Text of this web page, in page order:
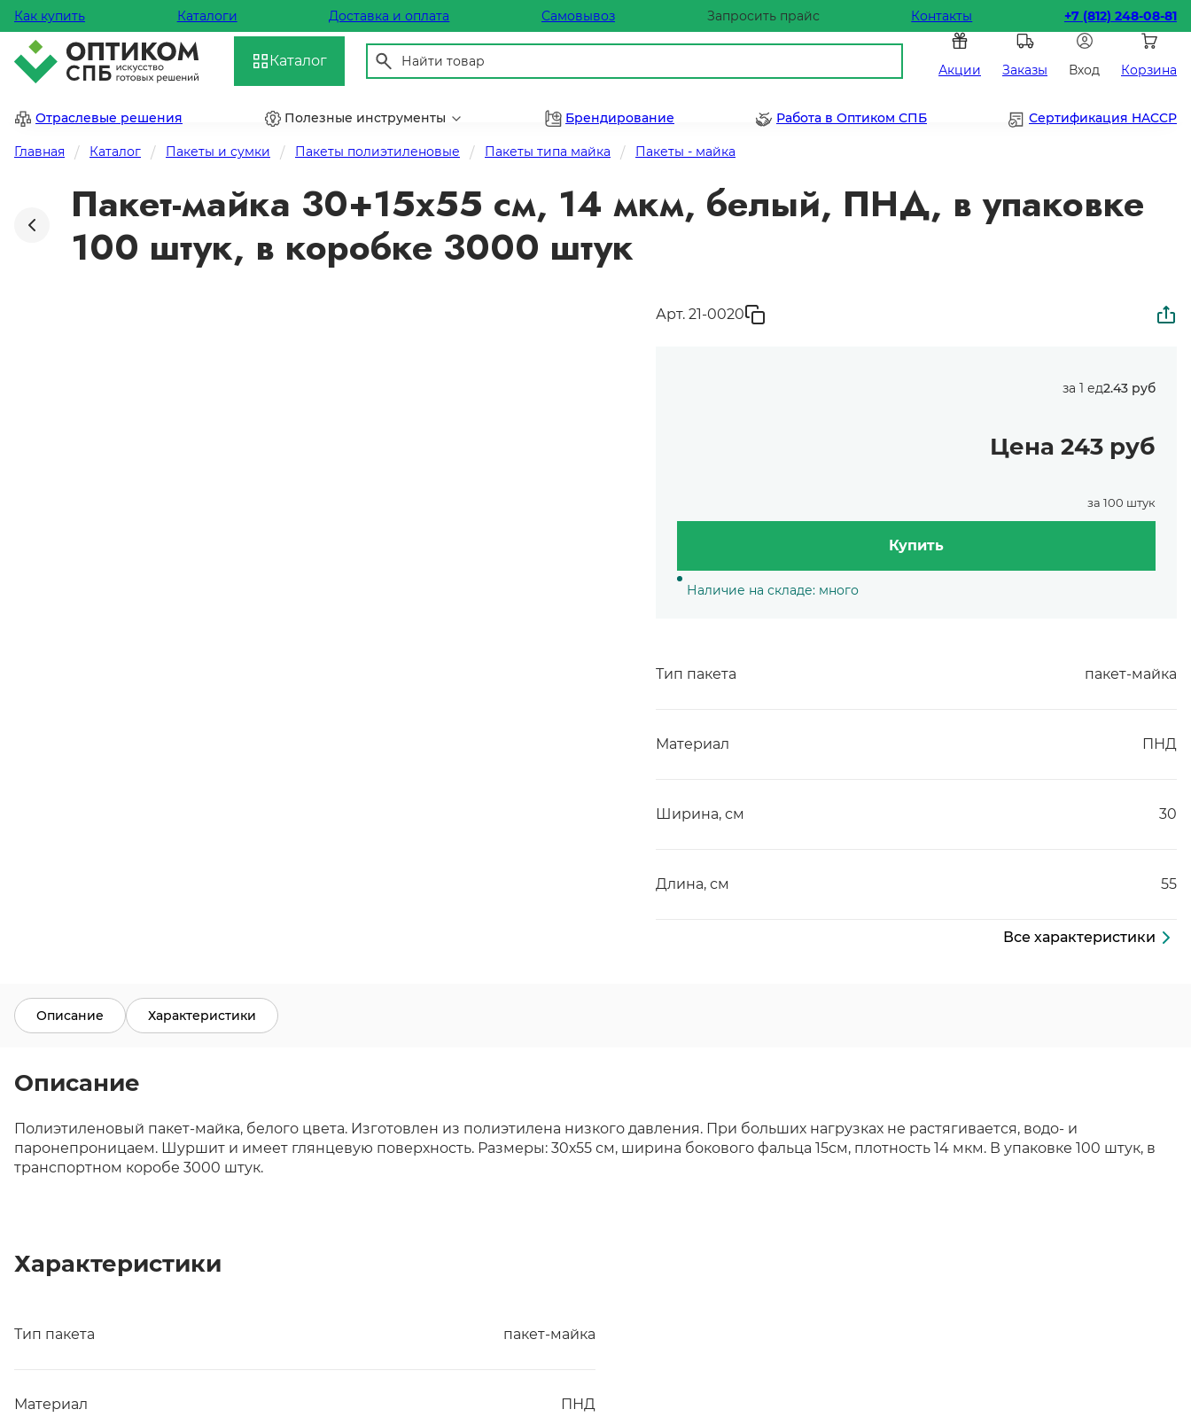
Как купить Каталоги Доставка и оплата Самовывоз Запросить прайс Контакты +7 (812) 248-08-81
Каталог
Акции Заказы Вход Корзина
Отраслевые решения Полезные инструменты Брендирование Работа в Оптиком СПБ Сертификация HACCP
Главная Каталог Пакеты и сумки Пакеты полиэтиленовые Пакеты типа майка Пакеты - майка
Пакет-майка 30+15х55 см, 14 мкм, белый, ПНД, в упаковке
100 штук, в коробке 3000 штук
Арт. 21-0020
за 1 ед2.43 руб
Цена 243 руб
за 100 штук
Купить
Наличие на складе: много
Тип пакета пакет-майка
Материал ПНД
Ширина, см 30
Длина, см 55
Все характеристики
Описание Характеристики
Описание
Полиэтиленовый пакет-майка, белого цвета. Изготовлен из полиэтилена низкого давления. При больших нагрузках не растягивается, водо- и
паронепроницаем. Шуршит и имеет глянцевую поверхность. Размеры: 30х55 см, ширина бокового фальца 15см, плотность 14 мкм. В упаковке 100 штук, в
транспортном коробе 3000 штук.
Характеристики
Тип пакета пакет-майка
Материал ПНД